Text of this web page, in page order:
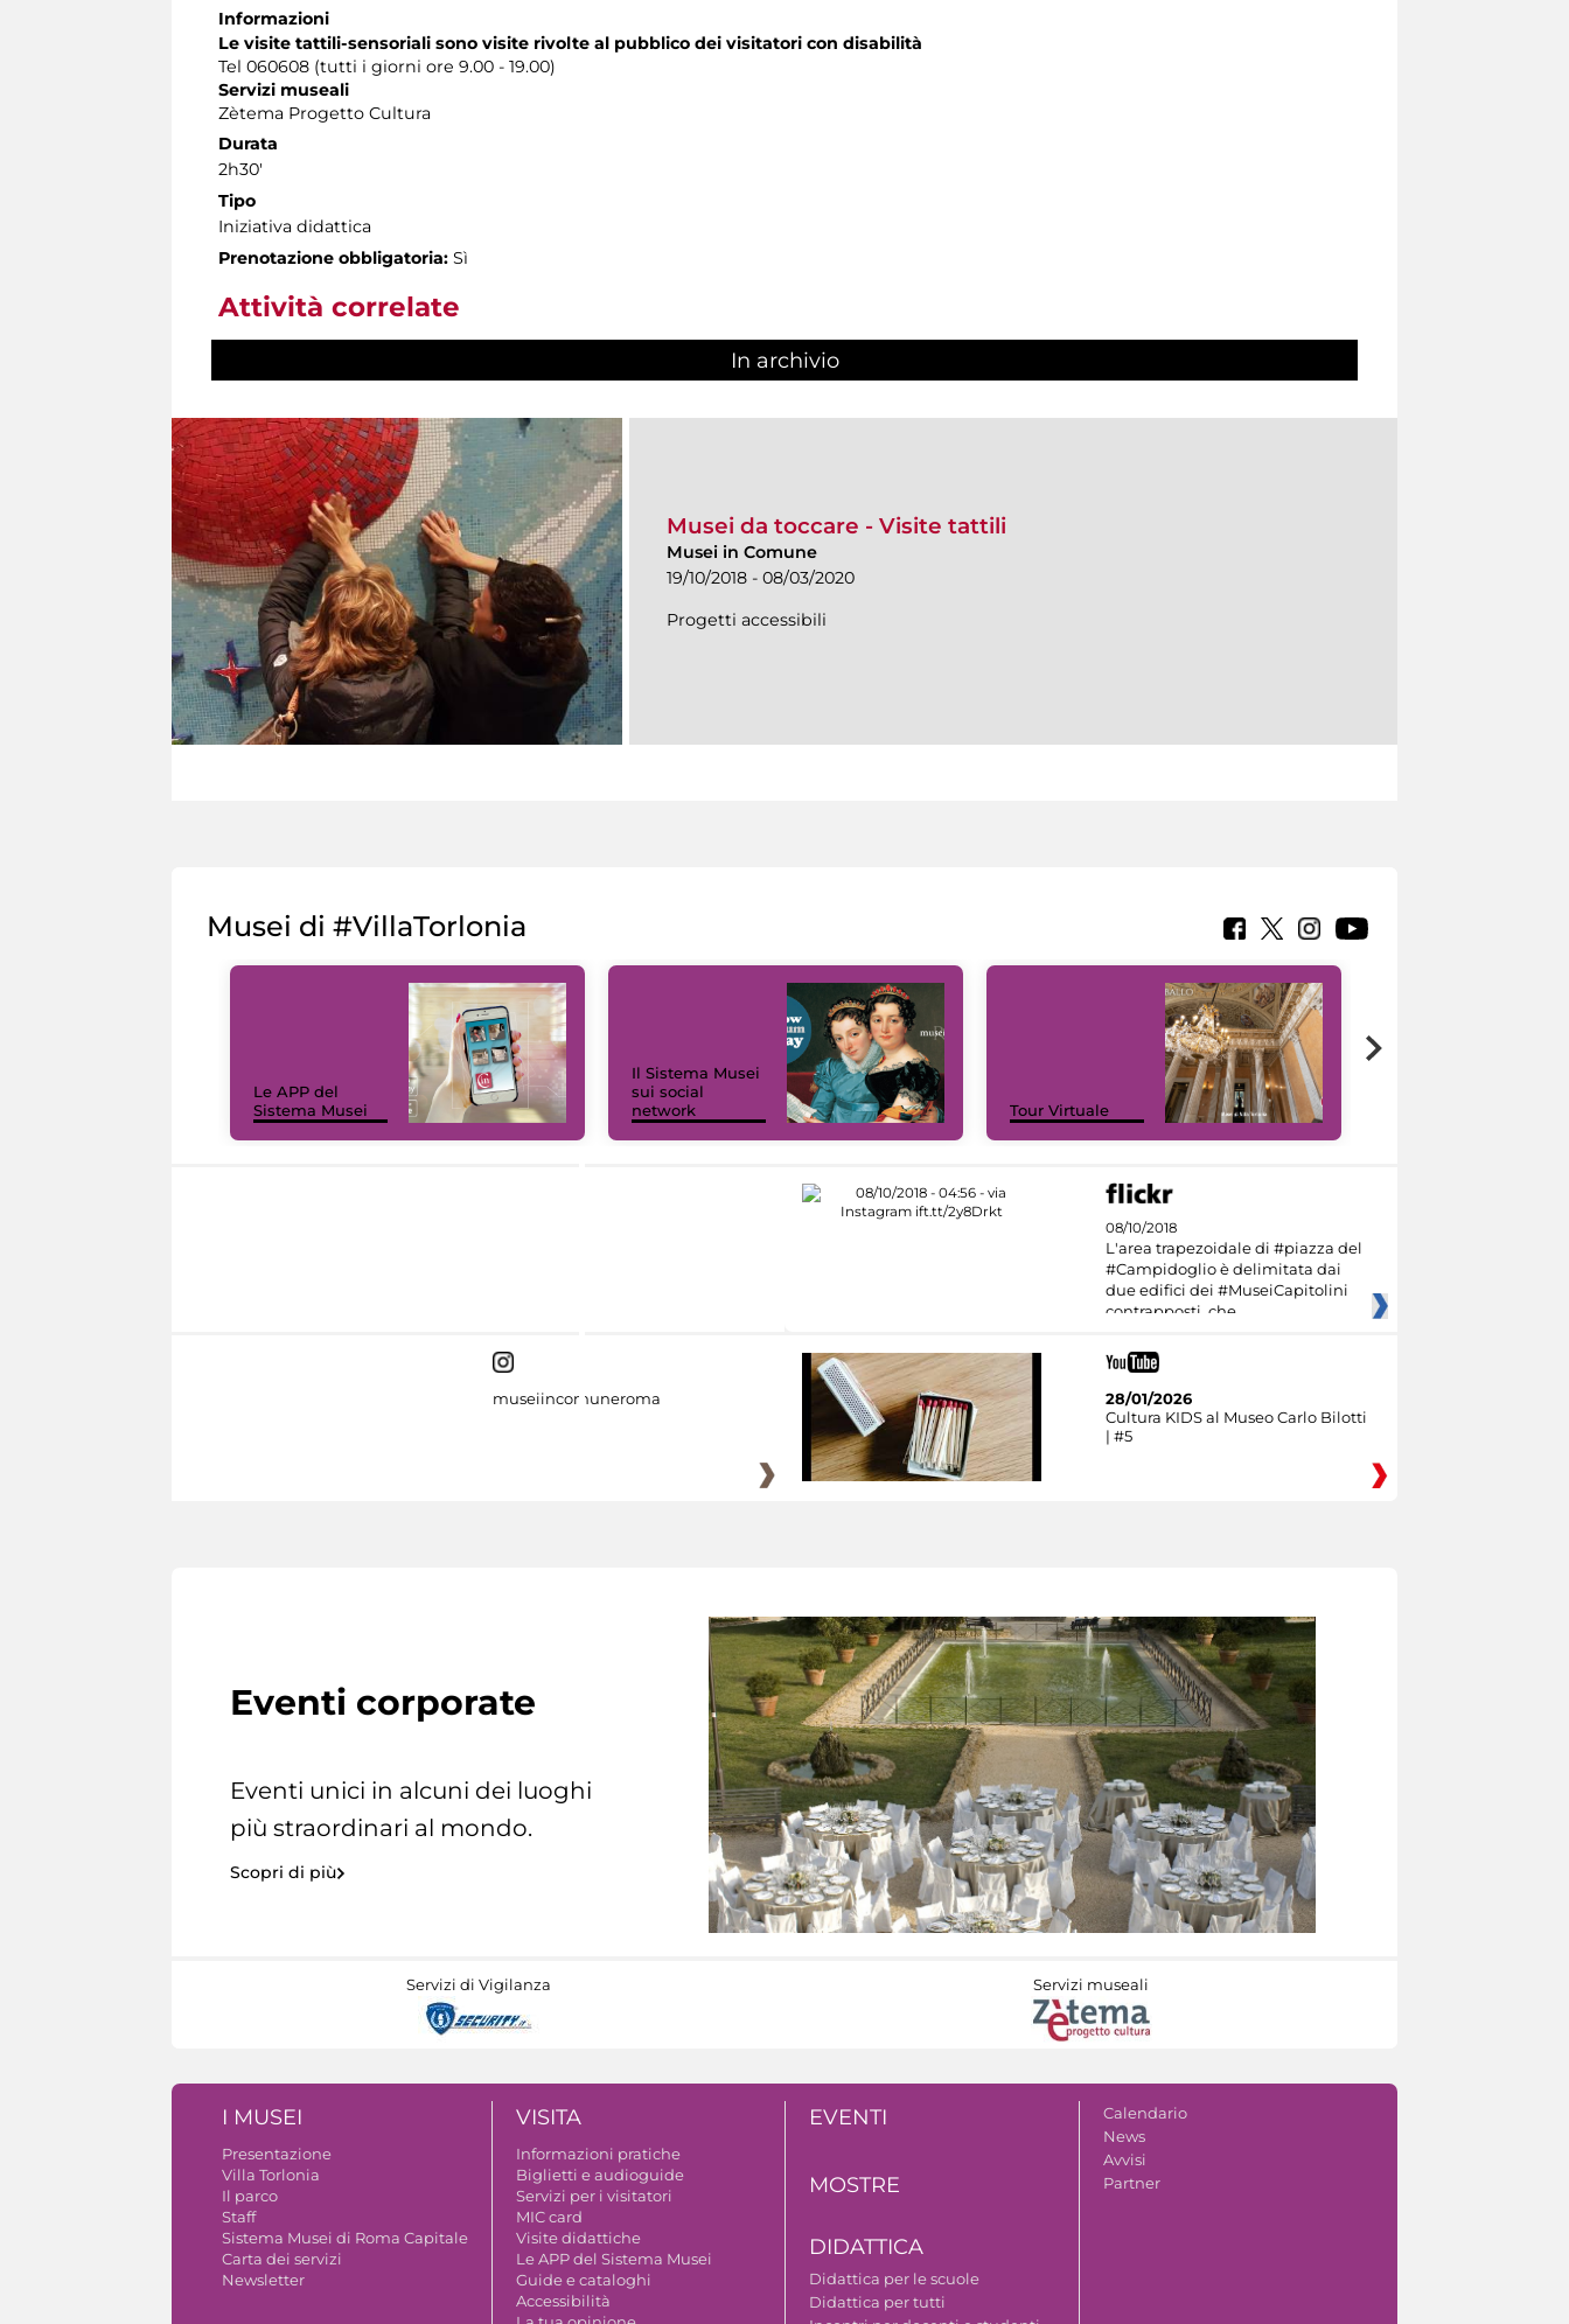
Informazioni
Le visite tattili-sensoriali sono visite rivolte al pubblico dei visitatori con disabilità
Tel 060608 (tutti i giorni ore 9.00 - 19.00)
Servizi museali
Zètema Progetto Cultura
Durata
2h30'
Tipo
Iniziativa didattica
Prenotazione obbligatoria: Sì
Attività correlate
In archivio
Musei da toccare - Visite tattili
Musei in Comune
19/10/2018 - 08/03/2020
Progetti accessibili
Musei di #VillaTorlonia
Le APP del
Sistema Musei
Il Sistema Musei
sui social
network
Tour Virtuale
08/10/2018
L'area trapezoidale di #piazza del
#Campidoglio è delimitata dai
due edifici dei #MuseiCapitolini
contrapposti, che
museiincomuneroma
28/01/2026
Cultura KIDS al Museo Carlo Bilotti
| #5
Eventi corporate
Eventi unici in alcuni dei luoghi
più straordinari al mondo.
Scopri di più
Servizi di Vigilanza Servizi museali
I MUSEI
Presentazione
Villa Torlonia
Il parco
Staff
Sistema Musei di Roma Capitale
Carta dei servizi
Newsletter
VISITA
Informazioni pratiche
Biglietti e audioguide
Servizi per i visitatori
MIC card
Visite didattiche
Le APP del Sistema Musei
Guide e cataloghi
Accessibilità
EVENTI
MOSTRE
DIDATTICA
Didattica per le scuole
Didattica per tutti
Calendario
News
Avvisi
Partner